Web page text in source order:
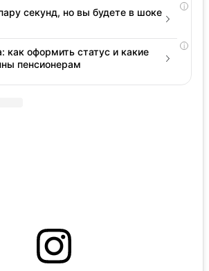
i
секунд, но вы будете в шоке
i
как оформить статус и какие
пенсионерам